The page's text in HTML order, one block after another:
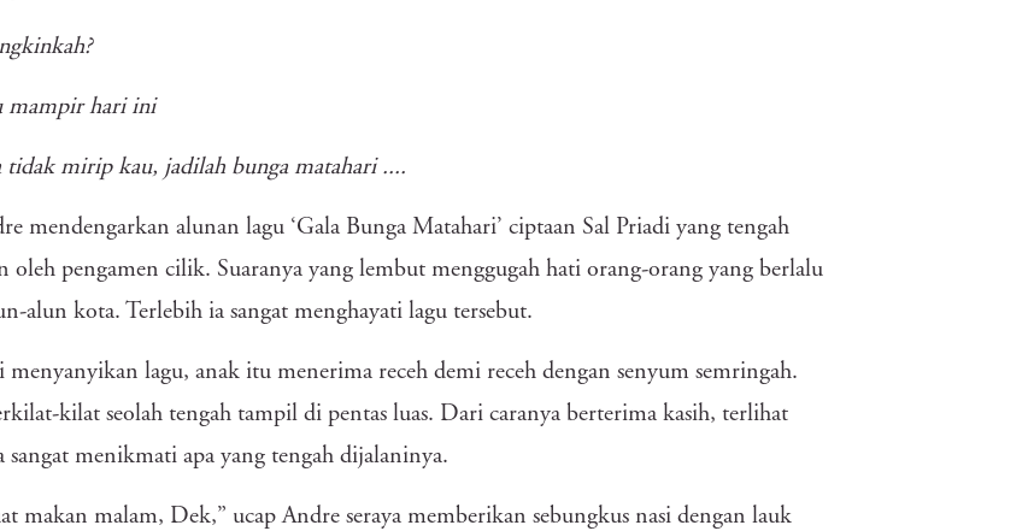
mampir hari ini
tidak mirip kau, jadilah bunga matahari ....
mendengarkan alunan lagu ‘Gala Bunga Matahari’ ciptaan Sal Priadi yang tengah
oleh pengamen cilik. Suaranya yang lembut menggugah hati orang-orang yang berlalu
alun kota. Terlebih ia sangat menghayati lagu tersebut.
menyanyikan lagu, anak itu menerima receh demi receh dengan senyum semringah.
kilat seolah tengah tampil di pentas luas. Dari caranya berterima kasih, terlihat
sangat menikmati apa yang tengah dijalaninya.
makan malam, Dek,” ucap Andre seraya memberikan sebungkus nasi dengan lauk